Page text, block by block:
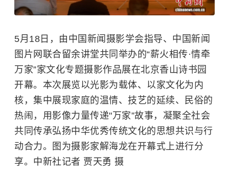
5月18日，由中国新闻摄影学会指导、中国新闻
图片网联合留余讲堂共同举办的“薪火相传·情牵
万家”家文化专题摄影作品展在北京香山诗书园
开幕。本次展览以光影为载体、以家文化为内
核，集中展现家庭的温情、技艺的延续、民俗的
热闹，用影像力量传递"万家”故事，凝聚全社会
共同传承弘扬中华优秀传统文化的思想共识与行
动合力。图为摄影家解海龙在开幕式上进行分
享。中新社记者 贾天勇 摄